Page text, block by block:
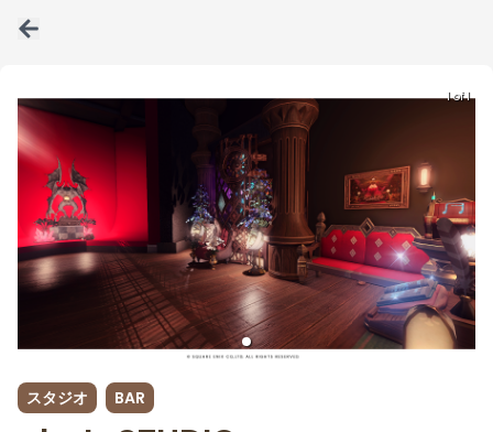
1 of 1
スタジオ BAR